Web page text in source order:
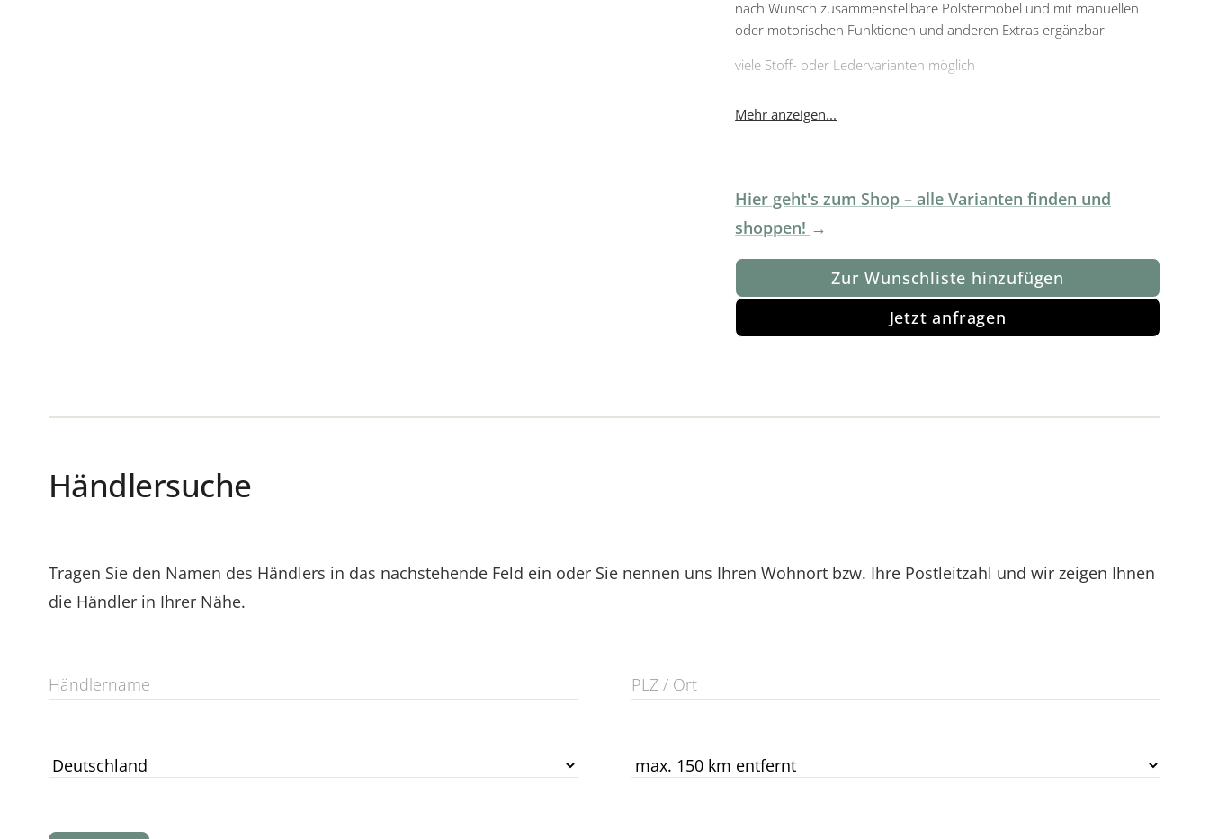
nach Wunsch zusammenstellbare Polstermöbel und mit manuellen
oder motorischen Funktionen und anderen Extras ergänzbar
viele Stoff- oder Ledervarianten möglich
Mehr anzeigen...
Hier geht's zum Shop – alle Varianten finden und
shoppen!
Zur Wunschliste hinzufügen
Jetzt anfragen
Händlersuche
Tragen Sie den Namen des Händlers in das nachstehende Feld ein oder Sie nennen uns Ihren Wohnort bzw. Ihre Postleitzahl und wir zeigen Ihnen
die Händler in Ihrer Nähe.